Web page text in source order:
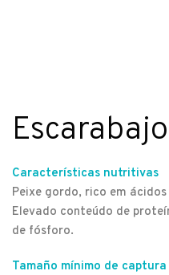
Escarabajo
Características nutritivas
Peixe gordo, rico em
Elevado conteúdo de
de fósforo.
Tamaño mínimo de captura